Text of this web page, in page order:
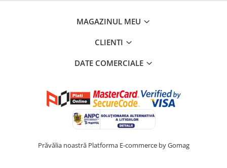
MAGAZINUL MEU
CLIENTI
DATE COMERCIALE
Prăvălia noastră Platforma E-commerce by Gomag